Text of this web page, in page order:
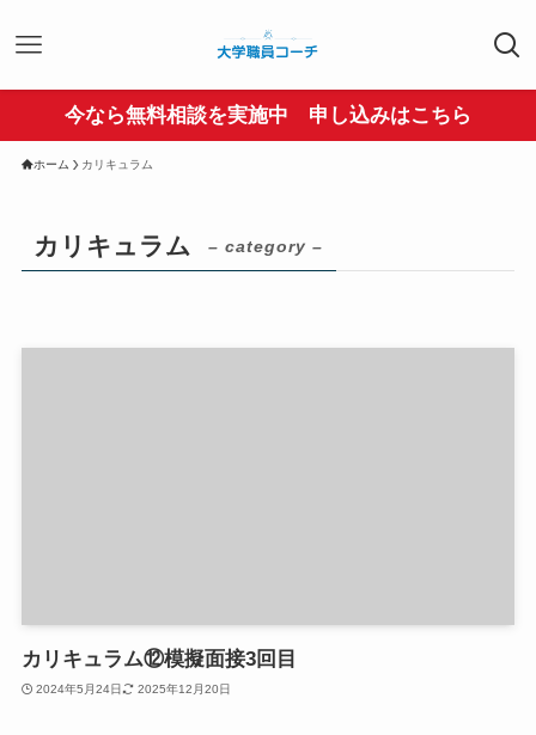
今なら無料相談を実施中 申し込みはこちら
ホーム カリキュラム
カリキュラム – category –
カリキュラム⑫模擬面接3回目
2024年5月24日 2025年12月20日